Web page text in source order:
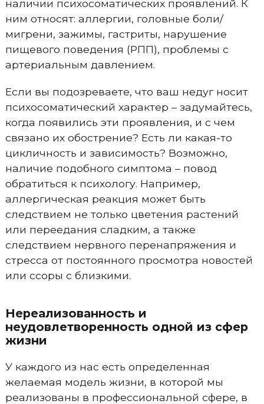
наличии психосоматических проявлений. К
ним относят: аллергии, головные боли/
мигрени, зажимы, гастриты, нарушение
пищевого поведения (РПП), проблемы с
артериальным давлением.
Если вы подозреваете, что ваш недуг носит
психосоматический характер – задумайтесь,
когда появились эти проявления, и с чем
связано их обострение? Есть ли какая-то
цикличность и зависимость? Возможно,
наличие подобного симптома – повод
обратиться к психологу. Например,
аллергическая реакция может быть
следствием не только цветения растений
или переедания сладким, а также
следствием нервного перенапряжения и
стресса от постоянного просмотра новостей
или ссоры с близкими.
Нереализованность и
неудовлетворенность одной из сфер
жизни
У каждого из нас есть определенная
желаемая модель жизни, в которой мы
реализованы в профессиональной сфере, в